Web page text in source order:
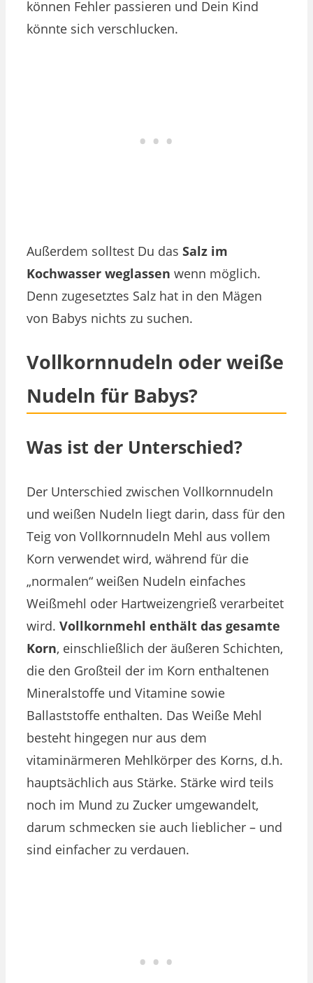
können Fehler passieren und Dein Kind
könnte sich verschlucken.
Außerdem solltest Du das Salz im
Kochwasser weglassen wenn möglich.
Denn zugesetztes Salz hat in den Mägen
von Babys nichts zu suchen.
Vollkornnudeln oder weiße
Nudeln für Babys?
Was ist der Unterschied?
Der Unterschied zwischen Vollkornnudeln
und weißen Nudeln liegt darin, dass für den
Teig von Vollkornnudeln Mehl aus vollem
Korn verwendet wird, während für die
„normalen“ weißen Nudeln einfaches
Weißmehl oder Hartweizengrieß verarbeitet
wird. Vollkornmehl enthält das gesamte
Korn, einschließlich der äußeren Schichten,
die den Großteil der im Korn enthaltenen
Mineralstoffe und Vitamine sowie
Ballaststoffe enthalten. Das Weiße Mehl
besteht hingegen nur aus dem
vitaminärmeren Mehlkörper des Korns​, d.h.
hauptsächlich aus Stärke. Stärke wird teils
noch im Mund zu Zucker umgewandelt,
darum schmecken sie auch lieblicher – und
sind einfacher zu verdauen.